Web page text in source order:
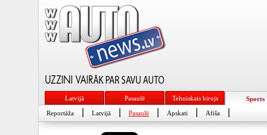
Latvijā Pasaulē Tehniskais birojs
Sports
Reportāža
Latvijā Pasaulē Apskati Afiša